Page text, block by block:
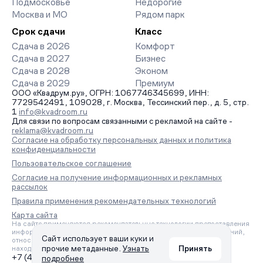
Подмосковье
Москва и МО
Недорогие
Рядом парк
Срок сдачи
Сдача в 2026
Сдача в 2027
Сдача в 2028
Сдача в 2029
Класс
Комфорт
Бизнес
Эконом
Премиум
ООО «Квадрум.ру», ОГРН: 1067746345699, ИНН:
7729542491, 109028, г. Москва, Тессинский пер., д. 5, стр.
1 info@kvadroom.ru
Для связи по вопросам связанными с рекламой на сайте -
reklama@kvadroom.ru
Согласие на обработку персональных данных и политика
конфиденциальности
Пользовательское соглашение
Согласие на получение информационных и рекламных
рассылок
Правила применения рекомендательных технологий
Карта сайта
На сайте применяются рекомендательные технологии предоставления
информации на основе сбора, систематизации и анализа сведений,
относящихся к предпочтениям пользователей сети «Интернет»,
находящихся на территории Российской Федерации.
+7 (495) 157-88-80
Сайт использует ваши куки и
прочие метаданные. Узнать
подробнее
Принять